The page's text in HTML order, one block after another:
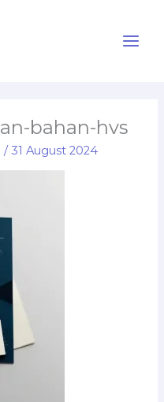
bahan-hvs
/31 August 2024